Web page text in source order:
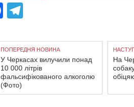
Facebook
ПОПЕРЕДНЯ НОВИНА
У Черкасах вилучили понад
10 000 літрів
фальсифікованого алкоголю
(Фото)
На